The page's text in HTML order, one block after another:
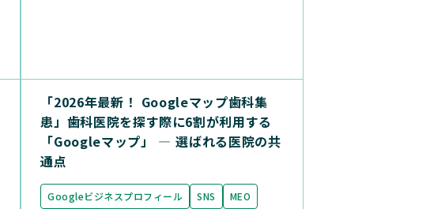
「2026年最新！ Googleマップ歯科集
患」歯科医院を探す際に6割が利用する
「Googleマップ」 ― 選ばれる医院の共
通点
Googleビジネスプロフィール SNS
MEO